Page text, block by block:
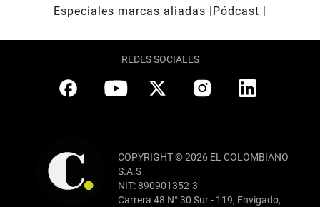
Especiales marcas aliadas
Pódcast
REDES SOCIALES
COPYRIGHT © 2026 EL COLOMBIANO
S.A.S
NIT: 890901352-3
Carrera 48 N° 30 Sur - 119, Envigado,